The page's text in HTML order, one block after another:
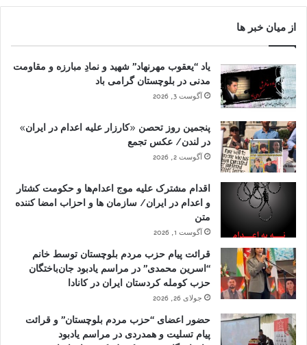
از میان خبر ها
یاد “یعقوب مهرنهاد” شهید و نمادِ مبارزه و مقاومت
مدنی در بلوچستان گرامی باد
آگوست 3, 2026
پنجمین روز تحصن «کارزار علیه اعدام در ایران»
در لندن/ عکس تجمع
آگوست 2, 2026
اقدام مشترک علیه موج اعدام‌ها و حکومت کشتار
و اعدام در ایران/ سازمان ها و احزاب امضا کننده
متن
آگوست 1, 2026
قرائت پیام حزب مردم بلوچستان توسط خانم
“اسرین محمدی” در مراسم یادبود جان‌باختگان
حزب کومله کردستان ایران در کانادا
جولای 26, 2026
حضور اعضای “حزب مردم بلوچستان” و قرائت
پیام تسلیت و همدردی در مراسم یادبود